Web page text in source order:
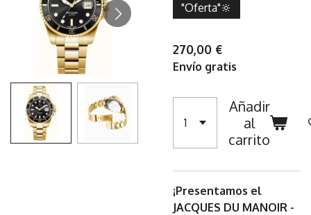
"Oferta"🔆
270,00 €
Envío gratis
Añadir
al
carrito
¡Presentamos el
JACQUES DU MANOIR -